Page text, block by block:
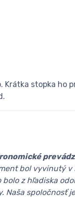
stopka ho
bol vyvinutý
z hľadiska
Naša spoločnosť